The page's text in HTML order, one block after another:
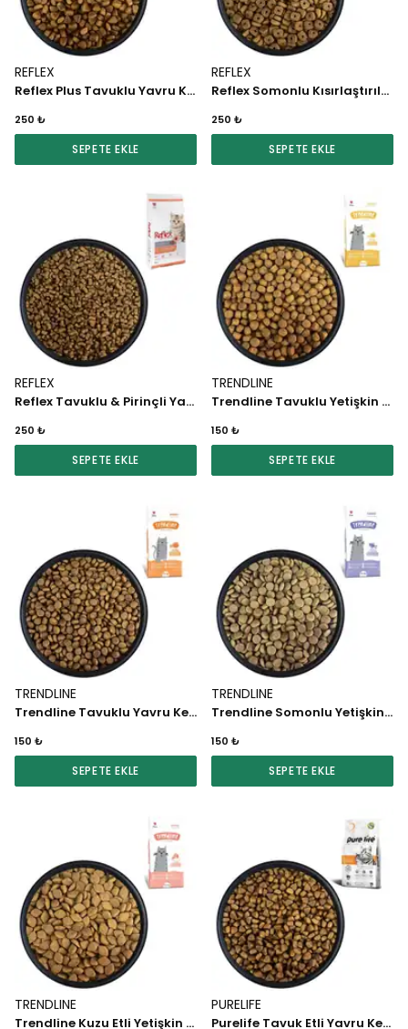
REFLEX
Reflex Plus Tavuklu Yavru Kedi Maması 1 KG
250 ₺
SEPETE EKLE
REFLEX
Reflex Somonlu Kısırlaştırılmış Kedi Maması 1 KG
250 ₺
SEPETE EKLE
REFLEX
Reflex Tavuklu & Pirinçli Yavru Kedi Maması 1 KG
250 ₺
SEPETE EKLE
TRENDLINE
Trendline Tavuklu Yetişkin Kedi Maması 1 KG
150 ₺
SEPETE EKLE
TRENDLINE
Trendline Tavuklu Yavru Kedi Maması 1 KG
150 ₺
SEPETE EKLE
TRENDLINE
Trendline Somonlu Yetişkin Kedi Maması 1 KG
150 ₺
SEPETE EKLE
TRENDLINE
Trendline Kuzu Etli Yetişkin Kedi Maması 1 KG
PURELIFE
Purelife Tavuk Etli Yavru Kedi Maması 1 KG